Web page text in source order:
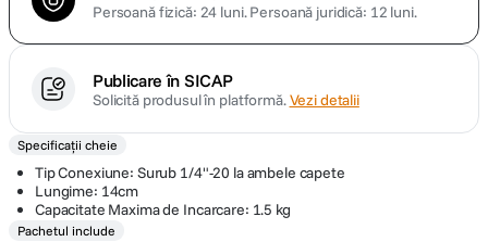
10. dji osmo
Persoană fizică: 24 luni.Persoană juridică: 12 luni.
Publicare în SICAP
Solicită produsul în platformă.Vezi detalii
Specificații cheie
Tip Conexiune: Surub 1/4"-20 la ambele capete
Lungime: 14cm
Capacitate Maxima de Incarcare: 1.5 kg
Pachetul include